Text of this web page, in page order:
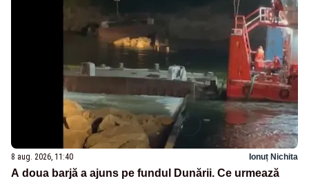
8 aug. 2026, 11:40 Ionuț Nichita
A doua barjă a ajuns pe fundul Dunării. Ce urmează